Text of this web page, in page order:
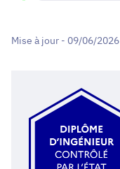
Mise à jour - 09/06/2026